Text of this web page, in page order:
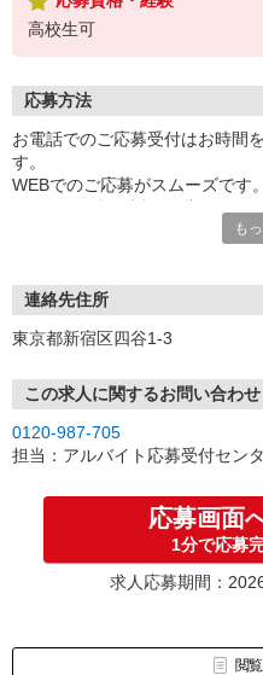
高校生可
応募方法
お電話でのご応募受付はお時間
す。
WEBでのご応募がスムーズです。
も
連絡先住所
東京都新宿区四谷1-3
この求人に関するお問い合わせ
0120-987-705
担当：アルバイト応募受付セン
応募画面
1分で応募
求人応募期間：
閲